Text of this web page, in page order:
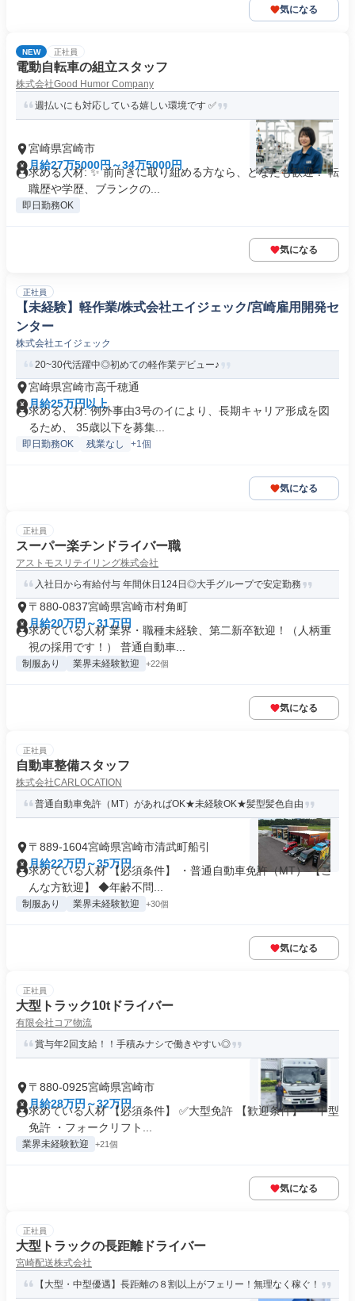
気になる
NEW 正社員
電動自転車の組立スタッフ
株式会社Good Humor Company
週払いにも対応している嬉しい環境です ✅️
宮崎県宮崎市
月給27万5000円～34万5000円
求める人材: ✨ 前向きに取り組める方なら、どなたも歓迎！ 転
職歴や学歴、ブランクの...
即日勤務OK
気になる
正社員
【未経験】軽作業/株式会社エイジェック/宮崎雇用開発セ
ンター
株式会社エイジェック
20~30代活躍中◎初めての軽作業デビュー♪
宮崎県宮崎市高千穂通
月給25万円以上
求める人材: 例外事由3号のイにより、長期キャリア形成を図
るため、 35歳以下を募集...
即日勤務OK 残業なし +1個
気になる
正社員
スーパー楽チンドライバー職
アストモスリテイリング株式会社
入社日から有給付与 年間休日124日◎大手グループで安定勤務
〒880-0837宮崎県宮崎市村角町
月給20万円～31万円
求めている人材 業界・職種未経験、第二新卒歓迎！（人柄重
視の採用です！） 普通自動車...
制服あり 業界未経験歓迎 +22個
気になる
正社員
自動車整備スタッフ
株式会社CARLOCATION
普通自動車免許（MT）があればOK★未経験OK★髪型髪色自由
〒889-1604宮崎県宮崎市清武町船引
月給22万円～35万円
求めている人材 【必須条件】 ・普通自動車免許（MT） 【こ
んな方歓迎】 ◆年齢不問...
制服あり 業界未経験歓迎 +30個
気になる
正社員
大型トラック10tドライバー
有限会社コア物流
賞与年2回支給！！手積みナシで働きやすい◎
〒880-0925宮崎県宮崎市
月給28万円～32万円
求めている人材 【必須条件】 ✅大型免許 【歓迎条件】 ・中型
免許 ・フォークリフト...
業界未経験歓迎 +21個
気になる
正社員
大型トラックの長距離ドライバー
宮崎配送株式会社
【大型・中型優遇】長距離の８割以上がフェリー！無理なく稼ぐ！